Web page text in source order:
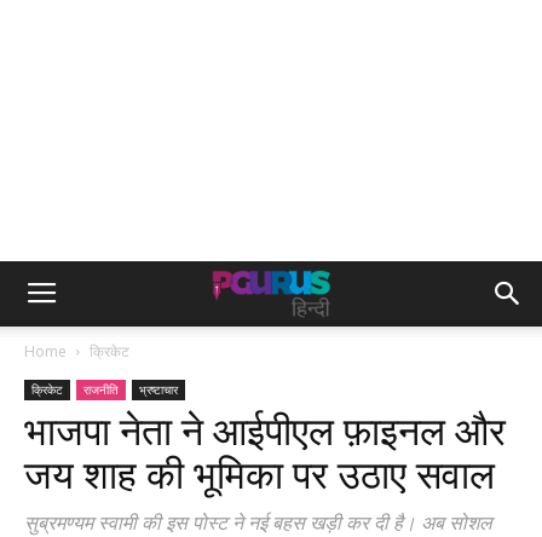
Home क्रिकेट
क्रिकेट राजनीति भ्रष्टाचार
भाजपा नेता ने आईपीएल फ़ाइनल और
जय शाह की भूमिका पर उठाए सवाल
सुब्रमण्यम स्वामी की इस पोस्ट ने नई बहस खड़ी कर दी है। अब सोशल